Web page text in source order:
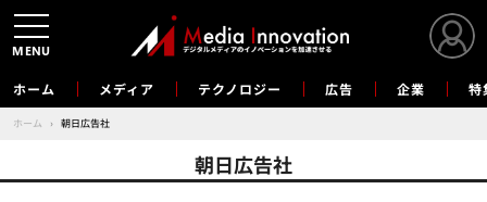
ホーム メディア テクノロジー 広告 企業 特
ホーム › 朝日広告社
朝日広告社
MENU